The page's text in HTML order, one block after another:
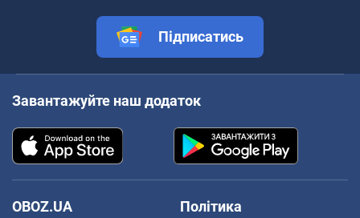
Підписатись
Завантажуйте наш додаток
OBOZ.UA
Політика